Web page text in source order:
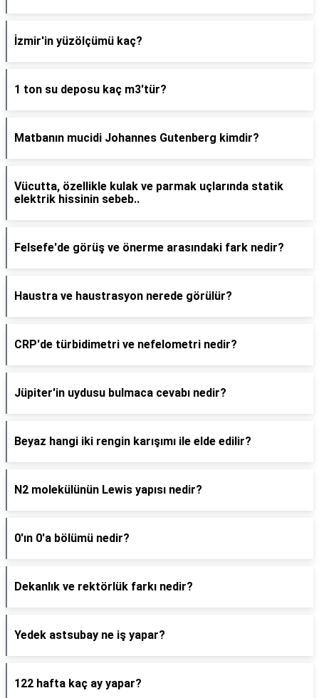
İzmir'in yüzölçümü kaç?
1 ton su deposu kaç m3'tür?
Matbanın mucidi Johannes Gutenberg kimdir?
Vücutta, özellikle kulak ve parmak uçlarında statik
elektrik hissinin sebeb..
Felsefe'de görüş ve önerme arasındaki fark nedir?
Haustra ve haustrasyon nerede görülür?
CRP'de türbidimetri ve nefelometri nedir?
Jüpiter'in uydusu bulmaca cevabı nedir?
Beyaz hangi iki rengin karışımı ile elde edilir?
N2 molekülünün Lewis yapısı nedir?
0'ın 0'a bölümü nedir?
Dekanlık ve rektörlük farkı nedir?
Yedek astsubay ne iş yapar?
122 hafta kaç ay yapar?